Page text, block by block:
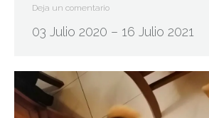
Deja un comentario
03 Julio 2020 – 16 Julio 2021